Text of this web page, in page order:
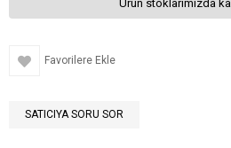
Ürün stoklarımızda
Favorilere Ekle
SATICIYA SORU SOR